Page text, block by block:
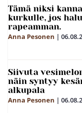
Tämä niksi
kurkulle, jos
rapeamman.
Anna Pesonen |
Siivuta
näin syntyy
alkupala
Anna Pesonen |